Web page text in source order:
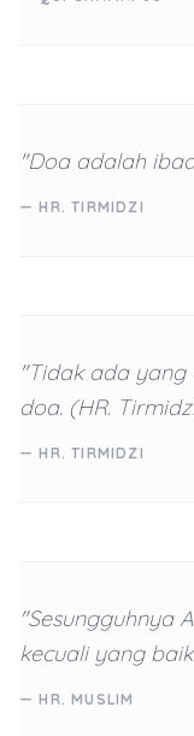
"Doa adalah
— HR. TIRMIDZI
"Tidak ada
doa. (HR.
— HR. TIRMIDZI
"Sesungguhnya
kecuali yang
— HR. MUSLIM